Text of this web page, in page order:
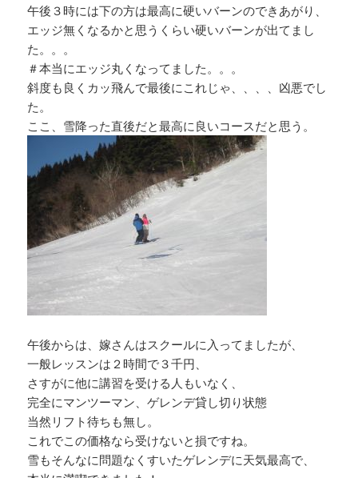
午後３時には下の方は最高に硬いバーンのできあがり、
エッジ無くなるかと思うくらい硬いバーンが出てまし
た。。。
＃本当にエッジ丸くなってました。。。
斜度も良くカッ飛んで最後にこれじゃ、、、、凶悪でし
た。
ここ、雪降った直後だと最高に良いコースだと思う。
午後からは、嫁さんはスクールに入ってましたが、
一般レッスンは２時間で３千円、
さすがに他に講習を受ける人もいなく、
完全にマンツーマン、ゲレンデ貸し切り状態
当然リフト待ちも無し。
これでこの価格なら受けないと損ですね。
雪もそんなに問題なくすいたゲレンデに天気最高で、